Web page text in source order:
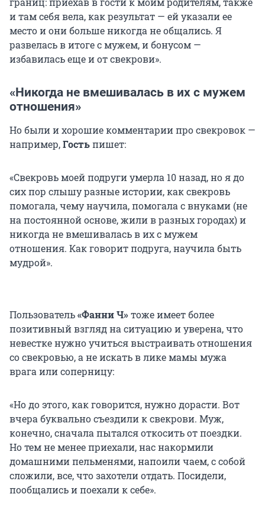
и там себя вела, как результат — ей указали ее
место и они больше никогда не общались. Я
развелась в итоге с мужем, и бонусом —
избавилась еще и от свекрови».
«Никогда не вмешивалась в их с мужем
отношения»
Но были и хорошие комментарии про свекровок —
например,Гостьпишет:
«Свекровь моей подруги умерла 10 назад, но я до
сих пор слышу разные истории, как свекровь
помогала, чему научила, помогала с внуками (не
на постоянной основе, жили в разных городах) и
никогда не вмешивалась в их с мужем
отношения. Как говорит подруга, научила быть
мудрой».
Пользователь«Фанни Ч»тоже имеет более
позитивный взгляд на ситуацию и уверена, что
невестке нужно учиться выстраивать отношения
со свекровью, а не искать в лике мамы мужа
врага или соперницу:
«Но до этого, как говорится, нужно дорасти. Вот
вчера буквально съездили к свекрови. Муж,
конечно, сначала пытался откосить от поездки.
Но тем не менее приехали, нас накормили
домашними пельменями, напоили чаем, с собой
сложили, все, что захотели отдать. Посидели,
пообщались и поехали к себе».